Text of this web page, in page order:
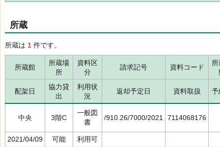
所蔵
所蔵は 1 件です。
所蔵館
所蔵場
所
資料区
分
請求記号 資料コード
配架日
協力貸
出
利用状
況
返却予定日 資料取扱 予
中央 3階C
一般図
書
/910.26/7000/2021 7114068176
2021/04/09 可能 利用可